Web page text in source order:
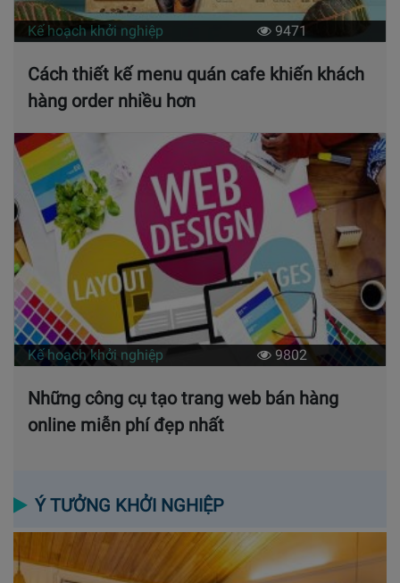
Kế hoạch khởi nghiệp 9471
Cách thiết kế menu quán cafe khiến khách
hàng order nhiều hơn
Kế hoạch khởi nghiệp 9802
Những công cụ tạo trang web bán hàng
online miễn phí đẹp nhất
Ý TƯỞNG KHỞI NGHIỆP